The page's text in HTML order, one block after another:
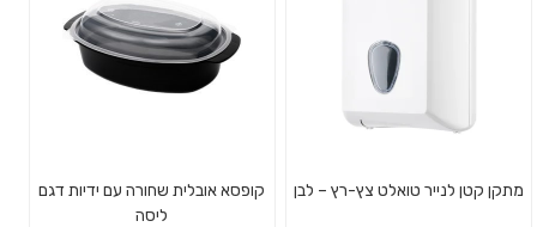
מתקן קטן לנייר טואלט צץ-רץ – לבן
קופסא אובלית שחורה עם ידיות דגם
ליסה